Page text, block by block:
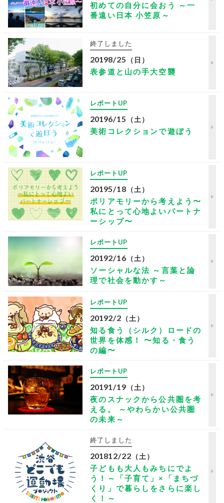
初めての自分に会おう ～一
番遠い日本 小笠原～
終了しました
20198/25 （日）
表参道と山の手大空襲
レポートUP
20196/15 （土）
美術コレクションで遊ぼう
レポートUP
20195/18 （土）
ポリアモリーから考えよう〜
私にとって心地よいパートナ
ーシップ〜
レポートUP
20192/16 （土）
ソーシャルな法 ～言葉と論
理で社会を動かす～
レポートUP
20192/2 （土）
知る食う（シルク）ロードの
世界を体感！ 〜知る・食う
の編〜
レポートUP
20191/19 （土）
夜のスナックから公共圏を考
える。 ～やわらかい公共圏
の未来～
終了しました
201812/22 （土）
子どもも大人もみちにでよ
う！～「子育て」×「まちづ
くり」で暮らしをさらに楽し
く！～